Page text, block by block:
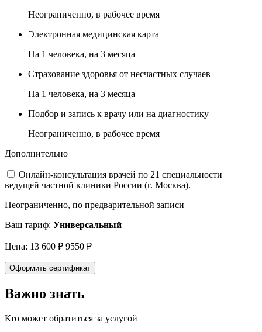
Неограниченно, в рабочее время
Электронная медицинская карта
На 1 человека, на 3 месяца
Страхование здоровья от несчастных случаев
На 1 человека, на 3 месяца
Подбор и запись к врачу или на диагностику
Неограниченно, в рабочее время
Дополнительно
Онлайн-консультация врачей по 21 специальности
ведущей частной клиники России (г. Москва).
Неограниченно, по предварительной записи
Ваш тариф: Универсальный
Цена: 13 600 ₽ 9550 ₽
Оформить сертификат
Важно знать
Кто может обратиться за услугой